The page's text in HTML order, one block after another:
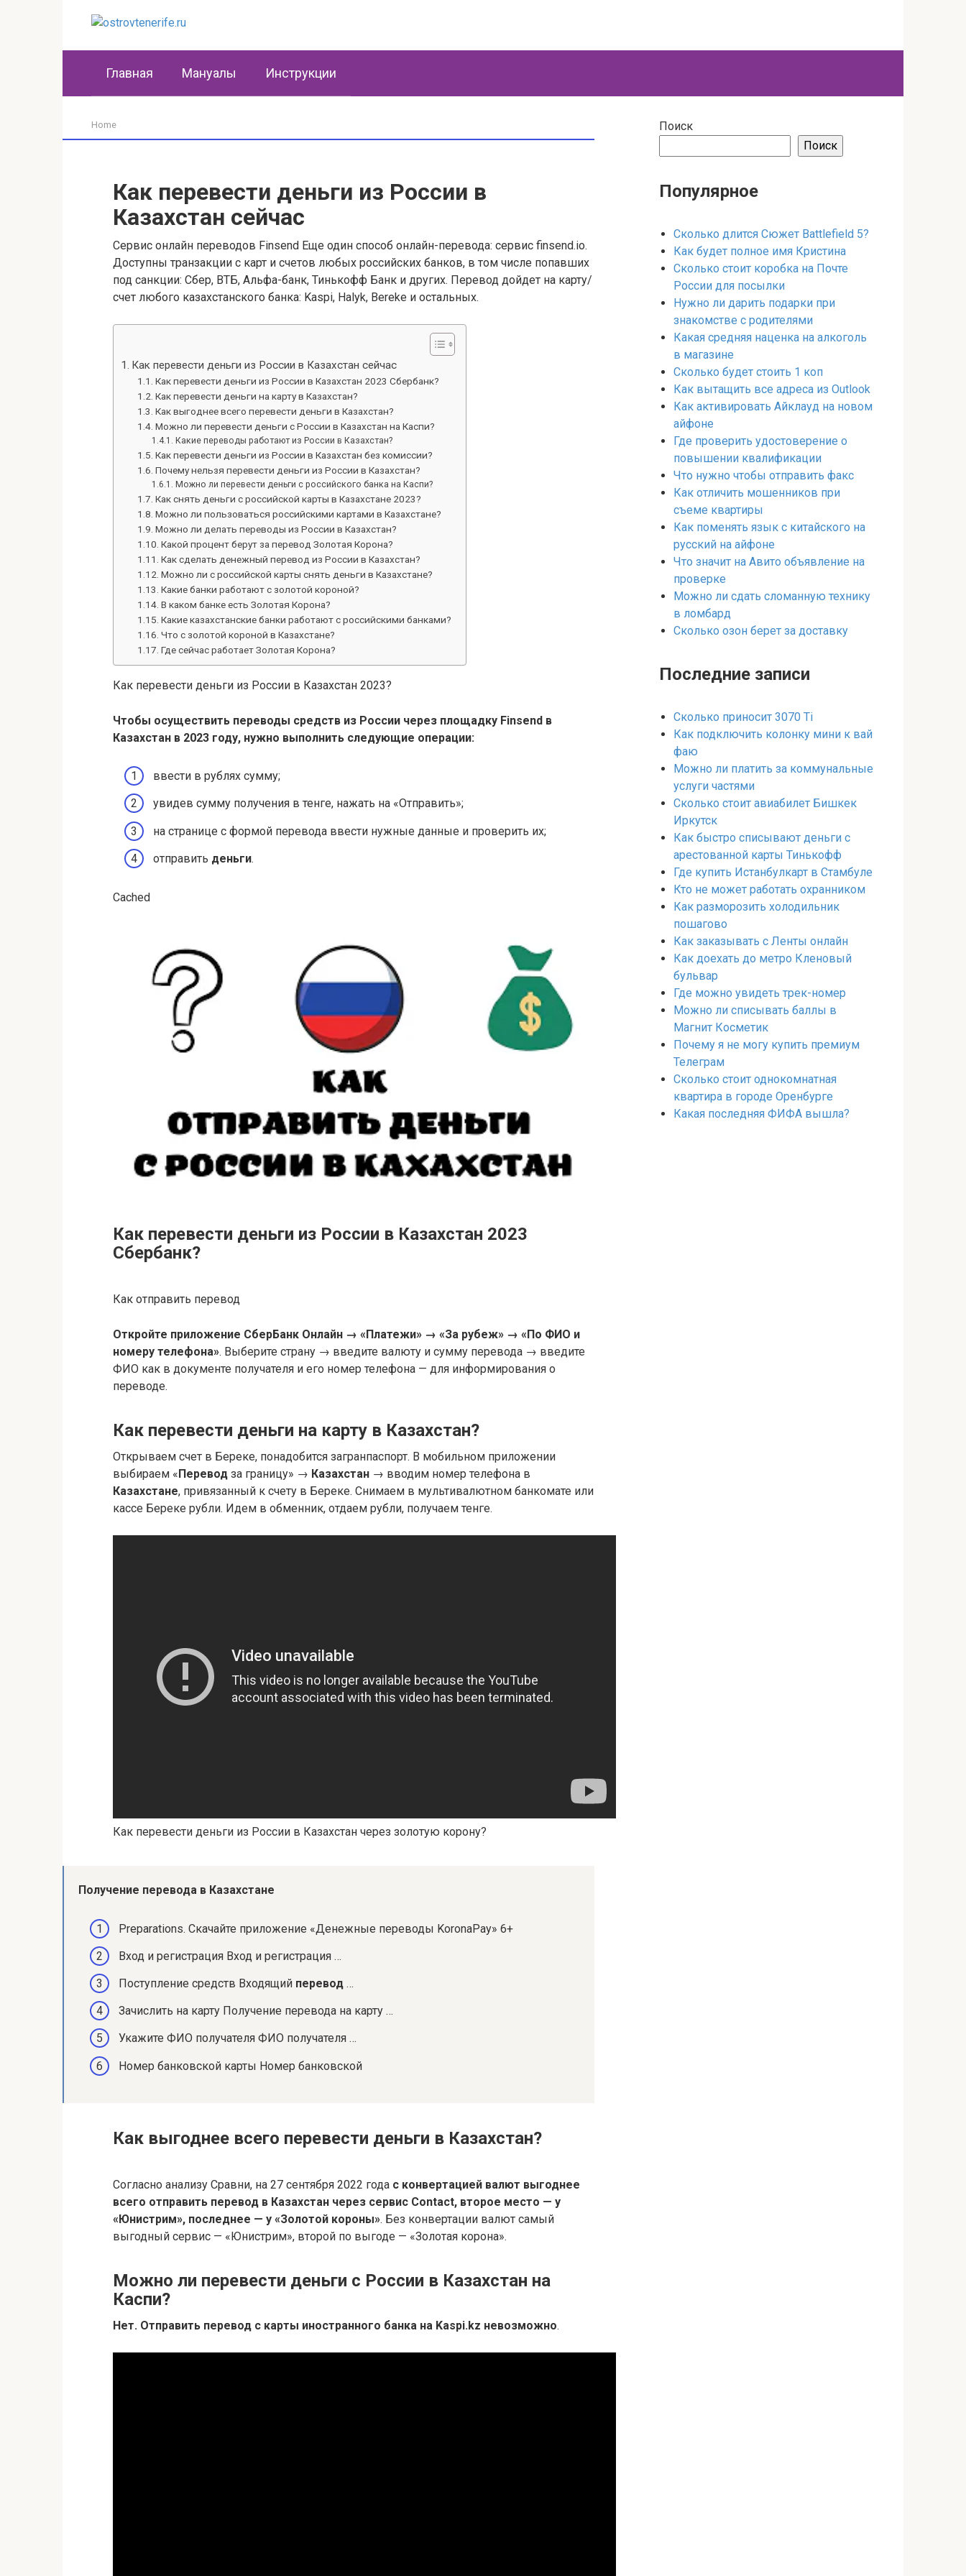
Главная Мануалы Инструкции
Home
Как перевести деньги из России в
Казахстан сейчас
Сервис онлайн переводов Finsend Еще один способ онлайн-перевода: сервис finsend.io.
Доступны транзакции с карт и счетов любых российских банков, в том числе попавших
под санкции: Сбер, ВТБ, Альфа-банк, Тинькофф Банк и других. Перевод дойдет на карту/
счет любого казахстанского банка: Kaspi, Halyk, Bereke и остальных.
Как перевести деньги из России в Казахстан сейчас
Как перевести деньги из России в Казахстан 2023 Сбербанк?
Как перевести деньги на карту в Казахстан?
Как выгоднее всего перевести деньги в Казахстан?
Можно ли перевести деньги с России в Казахстан на Каспи?
Какие переводы работают из России в Казахстан?
Как перевести деньги из России в Казахстан без комиссии?
Почему нельзя перевести деньги из России в Казахстан?
Можно ли перевести деньги с российского банка на Каспи?
Как снять деньги с российской карты в Казахстане 2023?
Можно ли пользоваться российскими картами в Казахстане?
Можно ли делать переводы из России в Казахстан?
Какой процент берут за перевод Золотая Корона?
Как сделать денежный перевод из России в Казахстан?
Можно ли с российской карты снять деньги в Казахстане?
Какие банки работают с золотой короной?
В каком банке есть Золотая Корона?
Какие казахстанские банки работают с российскими банками?
Что с золотой короной в Казахстане?
Где сейчас работает Золотая Корона?
Как перевести деньги из России в Казахстан 2023?
Чтобы осуществить переводы средств из России через площадку Finsend в
Казахстан в 2023 году, нужно выполнить следующие операции:
ввести в рублях сумму;
увидев сумму получения в тенге, нажать на «Отправить»;
на странице с формой перевода ввести нужные данные и проверить их;
отправить деньги.
Cached
Как перевести деньги из России в Казахстан 2023
Сбербанк?
Как отправить перевод
Откройте приложение СберБанк Онлайн → «Платежи» → «За рубеж» → «По ФИО и
номеру телефона». Выберите страну → введите валюту и сумму перевода → введите
ФИО как в документе получателя и его номер телефона — для информирования о
переводе.
Как перевести деньги на карту в Казахстан?
Открываем счет в Береке, понадобится загранпаспорт. В мобильном приложении
выбираем « Перевод за границу» → Казахстан → вводим номер телефона в
Казахстане, привязанный к счету в Береке. Снимаем в мультивалютном банкомате или
кассе Береке рубли. Идем в обменник, отдаем рубли, получаем тенге.
Как перевести деньги из России в Казахстан через золотую корону?
Получение перевода в Казахстане
Preparations. Скачайте приложение «Денежные переводы KoronaPay» 6+
Вход и регистрация Вход и регистрация …
Поступление средств Входящий перевод …
Зачислить на карту Получение перевода на карту …
Укажите ФИО получателя ФИО получателя …
Номер банковской карты Номер банковской
Как выгоднее всего перевести деньги в Казахстан?
Согласно анализу Сравни, на 27 сентября 2022 года с конвертацией валют выгоднее
всего отправить перевод в Казахстан через сервис Contact, второе место — у
«Юнистрим», последнее — у «Золотой короны». Без конвертации валют самый
выгодный сервис — «Юнистрим», второй по выгоде — «Золотая корона».
Можно ли перевести деньги с России в Казахстан на
Каспи?
Нет. Отправить перевод с карты иностранного банка на Kaspi.kz невозможно.
Поиск
Поиск
Популярное
Сколько длится Сюжет Battlefield 5?
Как будет полное имя Кристина
Сколько стоит коробка на Почте
России для посылки
Нужно ли дарить подарки при
знакомстве с родителями
Какая средняя наценка на алкоголь
в магазине
Сколько будет стоить 1 коп
Как вытащить все адреса из Outlook
Как активировать Айклауд на новом
айфоне
Где проверить удостоверение о
повышении квалификации
Что нужно чтобы отправить факс
Как отличить мошенников при
съеме квартиры
Как поменять язык с китайского на
русский на айфоне
Что значит на Авито объявление на
проверке
Можно ли сдать сломанную технику
в ломбард
Сколько озон берет за доставку
Последние записи
Сколько приносит 3070 Ti
Как подключить колонку мини к вай
фаю
Можно ли платить за коммунальные
услуги частями
Сколько стоит авиабилет Бишкек
Иркутск
Как быстро списывают деньги с
арестованной карты Тинькофф
Где купить Истанбулкарт в Стамбуле
Кто не может работать охранником
Как разморозить холодильник
пошагово
Как заказывать с Ленты онлайн
Как доехать до метро Кленовый
бульвар
Где можно увидеть трек-номер
Можно ли списывать баллы в
Магнит Косметик
Почему я не могу купить премиум
Телеграм
Сколько стоит однокомнатная
квартира в городе Оренбурге
Какая последняя ФИФА вышла?